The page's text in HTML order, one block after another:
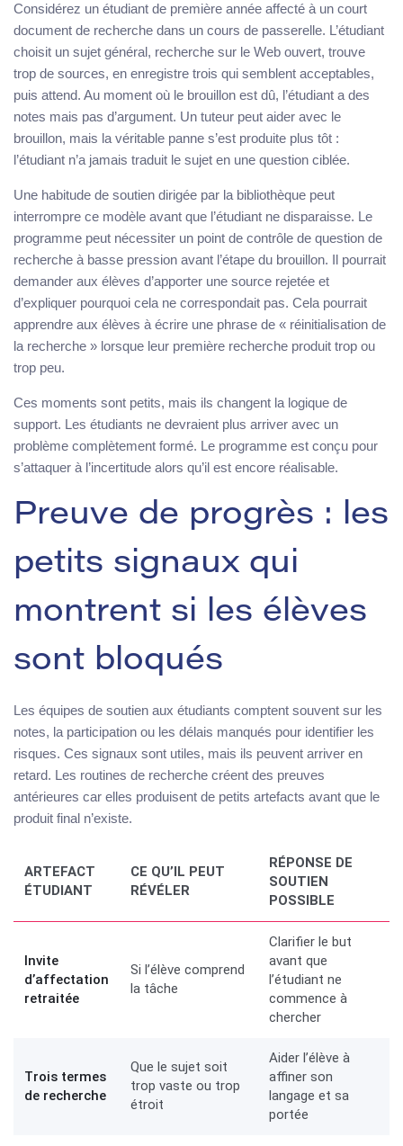
Considérez un étudiant de première année affecté à un court
document de recherche dans un cours de passerelle. L’étudiant
choisit un sujet général, recherche sur le Web ouvert, trouve
trop de sources, en enregistre trois qui semblent acceptables,
puis attend. Au moment où le brouillon est dû, l’étudiant a des
notes mais pas d’argument. Un tuteur peut aider avec le
brouillon, mais la véritable panne s’est produite plus tôt :
l’étudiant n’a jamais traduit le sujet en une question ciblée.
Une habitude de soutien dirigée par la bibliothèque peut
interrompre ce modèle avant que l’étudiant ne disparaisse. Le
programme peut nécessiter un point de contrôle de question de
recherche à basse pression avant l’étape du brouillon. Il pourrait
demander aux élèves d’apporter une source rejetée et
d’expliquer pourquoi cela ne correspondait pas. Cela pourrait
apprendre aux élèves à écrire une phrase de « réinitialisation de
la recherche » lorsque leur première recherche produit trop ou
trop peu.
Ces moments sont petits, mais ils changent la logique de
support. Les étudiants ne devraient plus arriver avec un
problème complètement formé. Le programme est conçu pour
s’attaquer à l’incertitude alors qu’il est encore réalisable.
Preuve de progrès : les
petits signaux qui
montrent si les élèves
sont bloqués
Les équipes de soutien aux étudiants comptent souvent sur les
notes, la participation ou les délais manqués pour identifier les
risques. Ces signaux sont utiles, mais ils peuvent arriver en
retard. Les routines de recherche créent des preuves
antérieures car elles produisent de petits artefacts avant que le
produit final n’existe.
ARTEFACT
ÉTUDIANT
CE QU’IL PEUT
RÉVÉLER
RÉPONSE DE
SOUTIEN
POSSIBLE
Invite
d’affectation
retraitée
Si l’élève comprend
la tâche
Clarifier le but
avant que
l’étudiant ne
commence à
chercher
Trois termes
de recherche
Que le sujet soit
trop vaste ou trop
étroit
Aider l’élève à
affiner son
langage et sa
portée